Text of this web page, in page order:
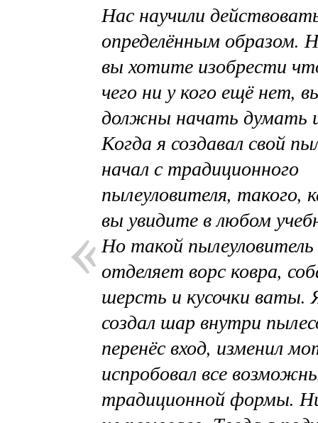
Нас научили
определённым образом.
вы хотите изобрести
чего ни у кого ещё нет,
должны начать думать
Когда я создавал свой
начал с традиционного
пылеуловителя, такого,
вы увидите в любом
Но такой пылеуловитель
отделяет ворс ковра,
шерсть и кусочки ваты.
создал шар внутри
перенёс вход, изменил
испробовал все
традиционной формы.